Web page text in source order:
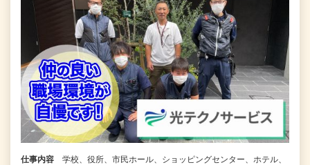
仕事内容
学校、役所、市民ホール、ショッピングセンター、ホテル、